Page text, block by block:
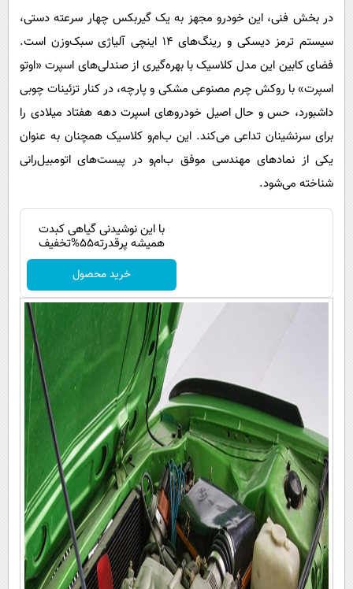
در بخش فنی، این خودرو مجهز به یک گیربکس چهار سرعته دستی،
سیستم ترمز دیسکی و رینگ‌های ۱۴ اینچی آلیاژی سبک‌وزن است.
فضای کابین این مدل کلاسیک با بهره‌گیری از صندلی‌های اسپرت «اوتو
اسپرت» با روکش چرم مصنوعی مشکی و پارچه، در کنار تزئینات چوبی
داشبورد، حس و حال اصیل خودروهای اسپرت دهه هفتاد میلادی را
برای سرنشینان تداعی می‌کند. این ب‌ام‌و کلاسیک همچنان به عنوان
یکی از نمادهای مهندسی موفق ب‌ام‌و در پیست‌های اتومبیل‌رانی
شناخته می‌شود.
با این نوشیدنی گیاهی کبدت
همیشه پرقدرته55%تخفیف
خرید محصول